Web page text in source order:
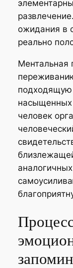
ожидания в
реально
Ментальная
подходящую
насыщенных
человек